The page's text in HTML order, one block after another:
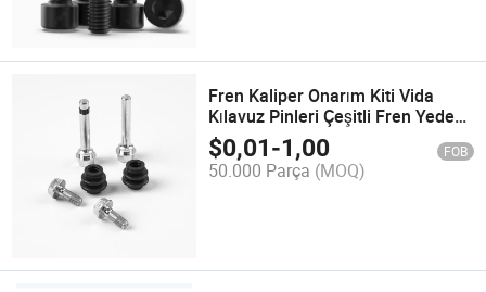
Fren Kaliper Onarım Kiti Vida
Kılavuz Pinleri Çeşitli Fren Yedek
Parçaları için
$0,01-1,00 FOB
50.000 Parça (MOQ)